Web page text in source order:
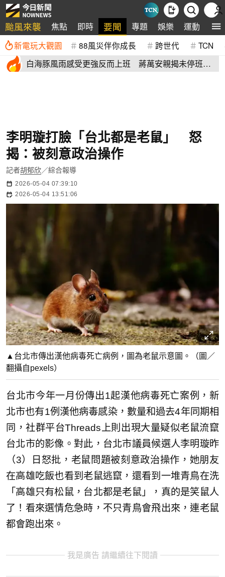
颱風來襲 焦點 即時 要聞 專題 娛樂 運動 全
新電玩大觀園 88風災伴你成長 跨世代 TCN
白海豚風雨感受更強反而上班 蔣萬安親揭未停班課
李明璇打臉「台北都是老鼠」 怒
揭：被刻意政治操作
記者胡郁欣／綜合報導
2026-05-04 07:39:10
2026-05-04 13:51:06
▲台北市傳出漢他病毒死亡病例，圖為老鼠示意圖。（圖／
翻攝自pexels）
台北市今年一月份傳出1起漢他病毒死亡案例，新
北市也有1例漢他病毒感染，數量和過去4年同期相
同，社群平台Threads上則出現大量疑似老鼠流竄
台北市的影像。對此，台北市議員候選人李明璇昨
（3）日怒批，老鼠問題被刻意政治操作，她朋友
在高雄吃飯也看到老鼠逃竄，還看到一堆青鳥在洗
「高雄只有松鼠，台北都是老鼠」，真的是笑鼠人
了！看來選情危急時，不只青鳥會飛出來，連老鼠
都會跑出來。
我是廣告 請繼續往下閱讀